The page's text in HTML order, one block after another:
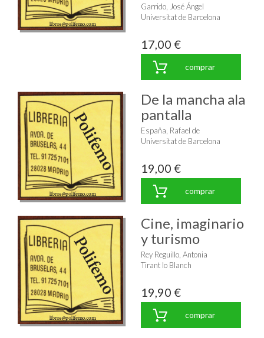
Garrido, José Ángel
Universitat de Barcelona
17,00 €
comprar
De la mancha ala
pantalla
España, Rafael de
Universitat de Barcelona
19,00 €
comprar
Cine, imaginario
y turismo
Rey Reguillo, Antonia
Tirant lo Blanch
19,90 €
comprar